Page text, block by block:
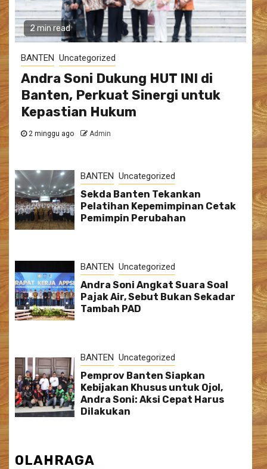
2 min read
BANTEN Uncategorized
Andra Soni Dukung HUT INI di
Banten, Perkuat Sinergi untuk
Kepastian Hukum
2 minggu ago Admin
BANTEN Uncategorized
Sekda Banten Tekankan
Pelatihan Kepemimpinan Cetak
Pemimpin Perubahan
BANTEN Uncategorized
Andra Soni Angkat Suara Soal
Pajak Air, Sebut Bukan Sekadar
Tambah PAD
BANTEN Uncategorized
Pemprov Banten Siapkan
Kebijakan Khusus untuk Ojol,
Andra Soni: Aksi Cepat Harus
Dilakukan
OLAHRAGA